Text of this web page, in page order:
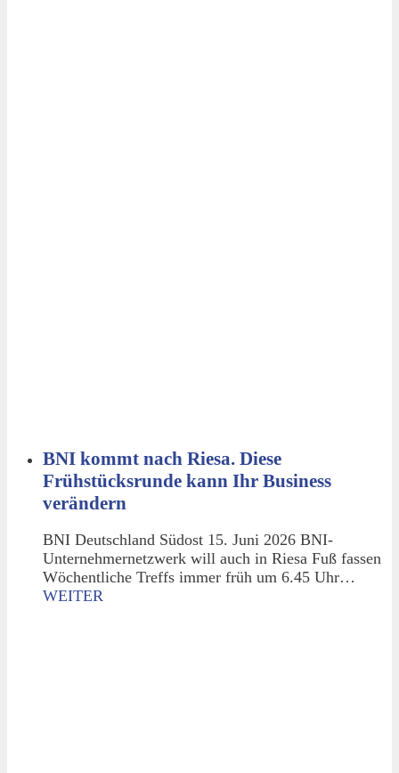
BNI kommt nach Riesa. Diese
Frühstücksrunde kann Ihr Business
verändern
BNI Deutschland Südost 15. Juni 2026 BNI-
Unternehmernetzwerk will auch in Riesa Fuß fassen
Wöchentliche Treffs immer früh um 6.45 Uhr…
WEITER